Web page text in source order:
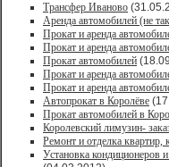
Трансфер Иваново
Аренда автомобилей (не
Прокат и аренда
Прокат и аренда
Прокат автомобилей
Прокат и аренда
Прокат и аренда
Автопрокат в Королёве
Прокат автомобилей в
Королевский лимузин-
Ремонт и отделка квартир,
Установка кондиционеров